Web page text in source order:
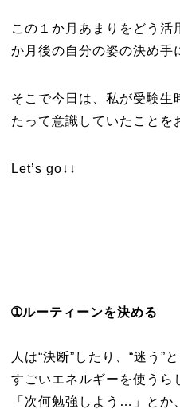
この１か月あまりをどう
か月後の自分の姿の決め手
そこで今日は、私が受験生
たって意識していたことを
Let’s go↓↓
➀ルーティーンを決める
人は“決断”したり、“迷う”
すごいエネルギーを使うら
「次何勉強しよう…」と